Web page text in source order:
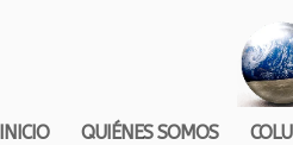
INICIO QUIÉNES SOMOS